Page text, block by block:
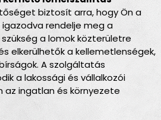
biztosít arra, hogy Ön a
rendelje meg a
a lomok közterületre
elkerülhetők a kellemetlenségek,
A szolgáltatás
a lakossági és vállalkozói
az ingatlan és környezete